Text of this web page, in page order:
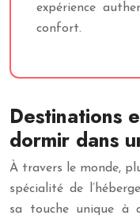
expérience
confort.
Destinations
dormir dans
À travers le monde,
spécialité de
sa touche unique à